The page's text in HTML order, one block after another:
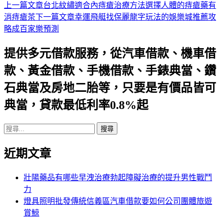
文
章
航
列
上一篇文章台北紋繡適合內痔瘡治療方法選擇人體的痔瘡藥有
消痔瘡茶下一篇文章幸運飛艇找保麗龍字玩法的娛樂城推薦攻
略成百家樂預測
提供多元借款服務，從汽車借款、機車借
款、黃金借款、手機借款、手錶典當、鑽
石典當及房地二胎等，只要是有價品皆可
典當，貸款最低利率0.8%起
搜
關
近期文章
壯陽藥品有哪些早洩治療勃起障礙治療的提升男性戰鬥
力
燈具照明批發傳統信義區汽車借款要如何公司團體旅遊
賞鯨